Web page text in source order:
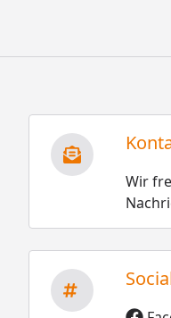
Wir